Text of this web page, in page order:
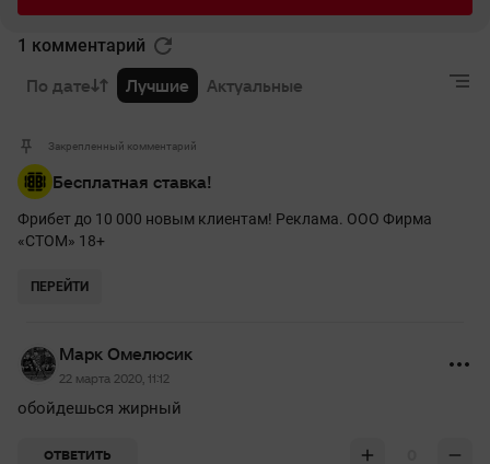
1 комментарий
По дате Лучшие Актуальные
Закрепленный комментарий
Бесплатная ставка!
Фрибет до 10 000 новым клиентам! Реклама. ООО Фирма
«СТОМ» 18+
ПЕРЕЙТИ
Марк Омелюсик
22 марта 2020, 11:12
обойдешься жирный
ОТВЕТИТЬ